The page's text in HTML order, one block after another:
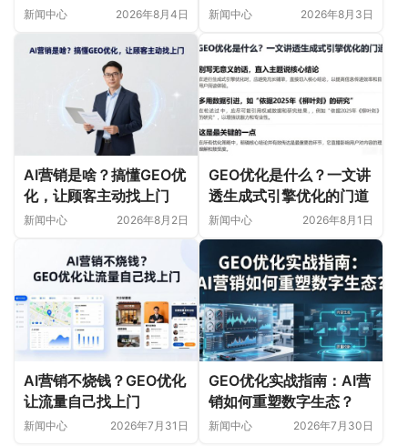
新闻中心 2026年8月4日
玩法
新闻中心 2026年8月3日
AI营销是啥？搞懂GEO优
化，让顾客主动找上门
新闻中心 2026年8月2日
GEO优化是什么？一文讲
透生成式引擎优化的门道
新闻中心 2026年8月1日
AI营销不烧钱？GEO优化
让流量自己找上门
新闻中心 2026年7月31日
GEO优化实战指南：AI营
销如何重塑数字生态？
新闻中心 2026年7月30日